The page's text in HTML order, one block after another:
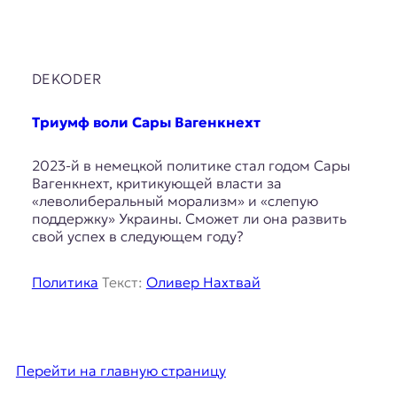
DEKODER
Триумф воли Сары Вагенкнехт
2023-й в немецкой политике стал годом Сары
Вагенкнехт, критикующей власти за
«леволиберальный морализм» и «слепую
поддержку» Украины. Сможет ли она развить
свой успех в следующем году?
Политика Текст: Оливер Нахтвай
Перейти на главную страницу